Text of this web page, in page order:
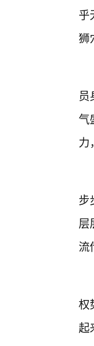
乎
狮
员
气
力
步
层
流
权
起